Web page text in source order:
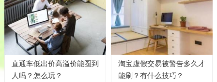
直通车低出价高溢价能圈到
人吗？怎么玩？
淘宝虚假交易被警告多久才
能刷？有什么技巧？